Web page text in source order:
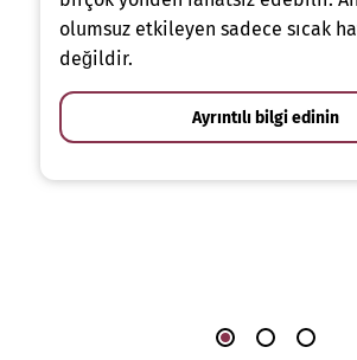
olumsuz etkileyen sadece sıcak
değildir.
Ayrıntılı bilgi edinin